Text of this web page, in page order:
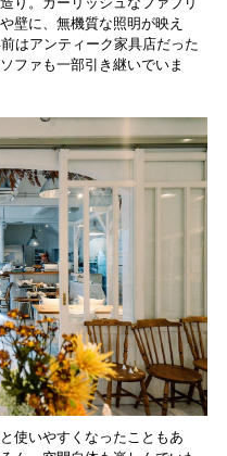
壁に、無機質な照明が映え
はアンティーク家具店だった
ファも一部引き継いでいま
使いやすくなったこともあ